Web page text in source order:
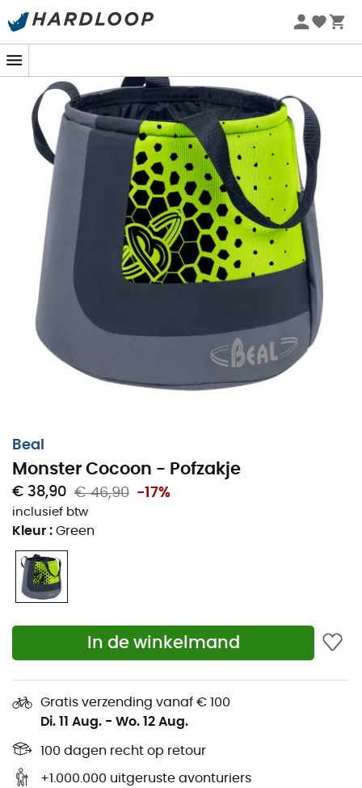
Zomeraanbiedingen 🔥 -5% EXTRA vanaf 2 producten* met
Beal
Monster Cocoon - Pofzakje
€ 38,90 € 46,90 -17%
inclusief btw
Kleur : Green
In de winkelmand
Gratis verzending vanaf € 100
Di. 11 Aug. - Wo. 12 Aug.
100 dagen recht op retour
+1.000.000 uitgeruste avonturiers
Perfect voor gebruik in een groep
pofzakjeheeft volop ruimte.
Te plaatsen aan de voet van een wand of blok, is hij
tandenborstelhouders.
Voor het transporteren is het dankzij de handgrepen
aan elke kant van de zak heel eenvoudig.
Nu is het aan jou om te klimmen!
1 ritsvak,
1 zwevende zak,